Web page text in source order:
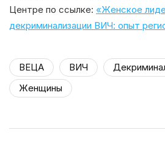
Центре по ссылке: «Женское
декриминализации ВИЧ: опыт
ВЕЦА ВИЧ
Женщины